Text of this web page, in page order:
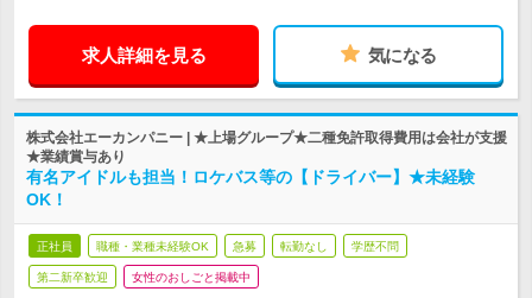
求人詳細を見る 気になる
株式会社エーカンパニー | ★上場グループ★二種免許取得費用は会社が支援
★業績賞与あり
有名アイドルも担当！ロケバス等の【ドライバー】★未経験
OK！
正社員 職種・業種未経験OK 急募 転勤なし 学歴不問
第二新卒歓迎 女性のおしごと掲載中